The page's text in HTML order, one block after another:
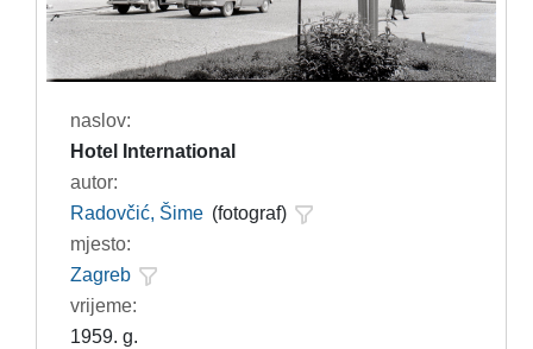
naslov:
Hotel International
autor:
Radovčić, Šime (fotograf)
mjesto:
Zagreb
vrijeme:
1959. g.